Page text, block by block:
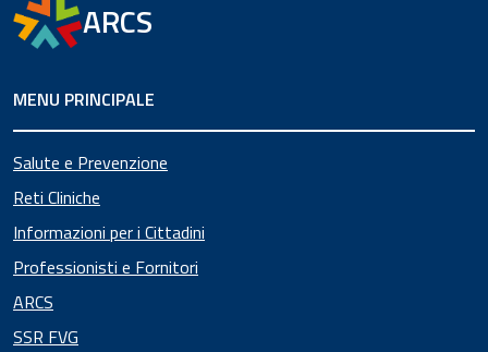
ARCS
MENU PRINCIPALE
Salute e Prevenzione
Reti Cliniche
Informazioni per i Cittadini
Professionisti e Fornitori
ARCS
SSR FVG